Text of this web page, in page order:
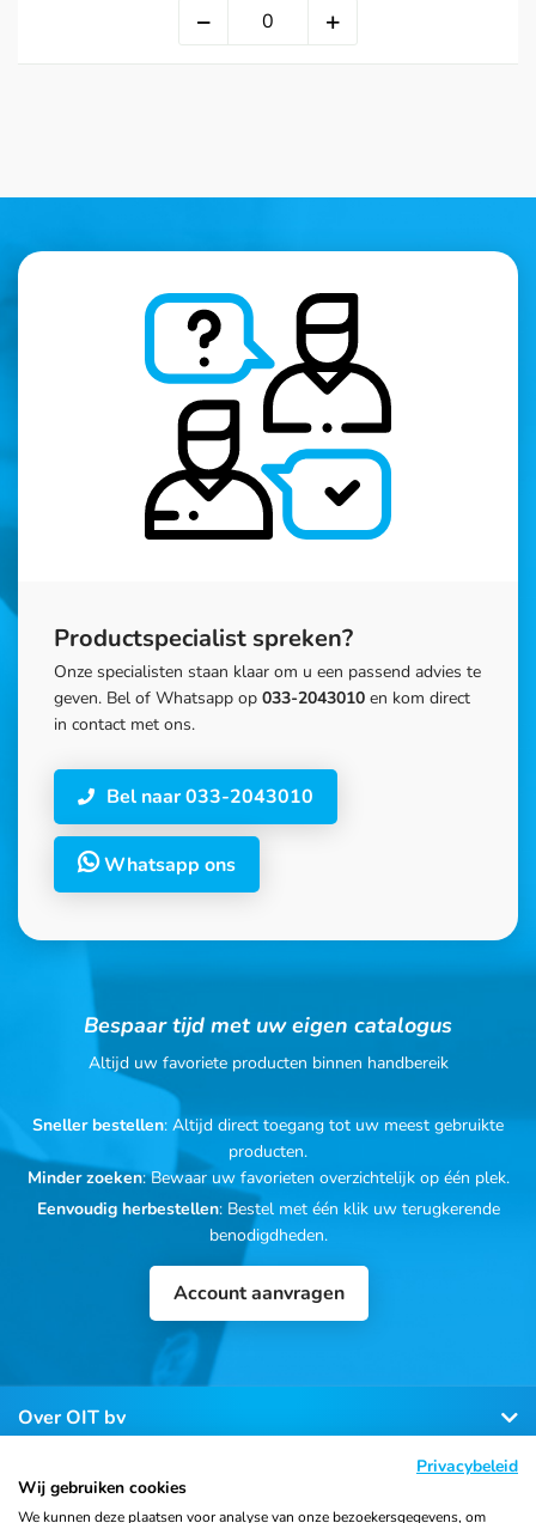
Productspecialist spreken?
Onze specialisten staan klaar om u een passend advies te
geven. Bel of Whatsapp op 033-2043010 en kom direct
in contact met ons.
Bel naar 033-2043010
Whatsapp ons
Bespaar tijd met uw eigen catalogus
Altijd uw favoriete producten binnen handbereik
Sneller bestellen: Altijd direct toegang tot uw meest gebruikte
producten.
Minder zoeken: Bewaar uw favorieten overzichtelijk op één plek.
Eenvoudig herbestellen: Bestel met één klik uw terugkerende
benodigdheden.
Account aanvragen
Over OIT bv
Klantenservice
Privacybeleid
Wij gebruiken cookies
We kunnen deze plaatsen voor analyse van onze bezoekersgegevens, om